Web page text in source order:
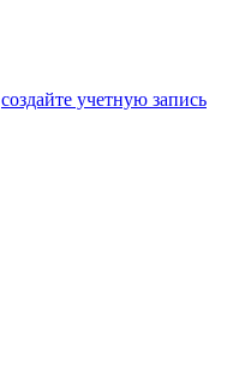
создайте учетную запись